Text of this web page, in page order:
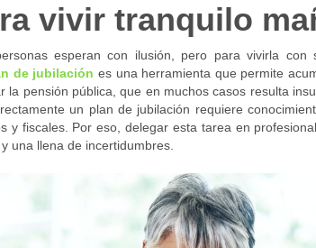
vivir tranquilo
esperan con ilusión, pero para vivirla con
de jubilación es una herramienta que permite
pensión pública, que en muchos casos resulta
un plan de jubilación requiere
y fiscales. Por eso, delegar esta tarea en
una llena de incertidumbres.